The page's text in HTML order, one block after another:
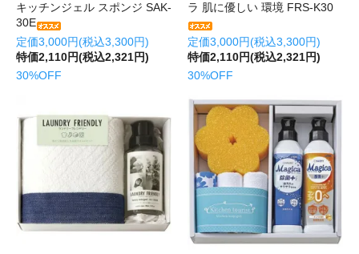
キッチンジェル スポンジ SAK-
30E
定価3,000円(税込3,300円)
特価2,110円(税込2,321円)
30%OFF
ラ 肌に優しい 環境 FRS-K30
定価3,000円(税込3,300円)
特価2,110円(税込2,321円)
30%OFF